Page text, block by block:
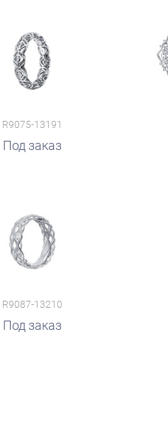
R9075-13191
Под заказ
руб.
R9087-13210
Под заказ
руб.